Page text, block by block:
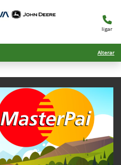
ligar
Alterar